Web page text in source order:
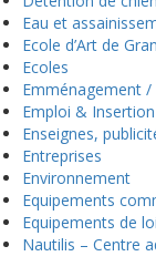
Eau et
Ecole d’Art de
Ecoles
Emménagement
Emploi & Insertion
Enseignes,
Entreprises
Environnement
Equipements
Equipements de
Nautilis – Centre